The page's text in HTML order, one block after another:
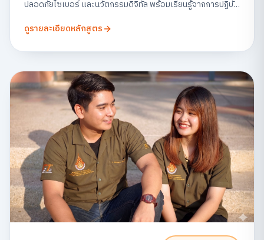
ปลอดภัยไซเบอร์ และนวัตกรรมดิจิทัล พร้อมเรียนรู้จากการปฏิบัติ
ดูรายละเอียดหลักสูตร